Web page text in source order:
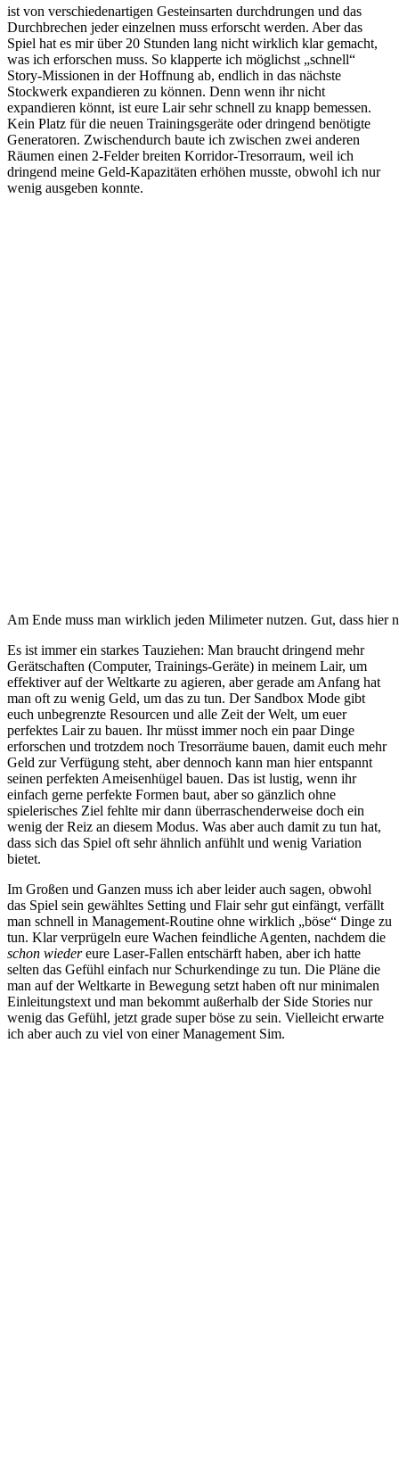
ist von verschiedenartigen Gesteinsarten durchdrungen und das
Durchbrechen jeder einzelnen muss erforscht werden. Aber das
Spiel hat es mir über 20 Stunden lang nicht wirklich klar gemacht,
was ich erforschen muss. So klapperte ich möglichst „schnell“
Story-Missionen in der Hoffnung ab, endlich in das nächste
Stockwerk expandieren zu können. Denn wenn ihr nicht
expandieren könnt, ist eure Lair sehr schnell zu knapp bemessen.
Kein Platz für die neuen Trainingsgeräte oder dringend benötigte
Generatoren. Zwischendurch baute ich zwischen zwei anderen
Räumen einen 2-Felder breiten Korridor-Tresorraum, weil ich
dringend meine Geld-Kapazitäten erhöhen musste, obwohl ich nur
wenig ausgeben konnte.
Am Ende muss man wirklich jeden Milimeter nutzen. Gut, dass hier
Es ist immer ein starkes Tauziehen: Man braucht dringend mehr
Gerätschaften (Computer, Trainings-Geräte) in meinem Lair, um
effektiver auf der Weltkarte zu agieren, aber gerade am Anfang hat
man oft zu wenig Geld, um das zu tun. Der Sandbox Mode gibt
euch unbegrenzte Resourcen und alle Zeit der Welt, um euer
perfektes Lair zu bauen. Ihr müsst immer noch ein paar Dinge
erforschen und trotzdem noch Tresorräume bauen, damit euch mehr
Geld zur Verfügung steht, aber dennoch kann man hier entspannt
seinen perfekten Ameisenhügel bauen. Das ist lustig, wenn ihr
einfach gerne perfekte Formen baut, aber so gänzlich ohne
spielerisches Ziel fehlte mir dann überraschenderweise doch ein
wenig der Reiz an diesem Modus. Was aber auch damit zu tun hat,
dass sich das Spiel oft sehr ähnlich anfühlt und wenig Variation
bietet.
Im Großen und Ganzen muss ich aber leider auch sagen, obwohl
das Spiel sein gewähltes Setting und Flair sehr gut einfängt, verfällt
man schnell in Management-Routine ohne wirklich „böse“ Dinge zu
tun. Klar verprügeln eure Wachen feindliche Agenten, nachdem die
schon wiedereure Laser-Fallen entschärft haben, aber ich hatte
selten das Gefühl einfach nur Schurkendinge zu tun. Die Pläne die
man auf der Weltkarte in Bewegung setzt haben oft nur minimalen
Einleitungstext und man bekommt außerhalb der Side Stories nur
wenig das Gefühl, jetzt grade super böse zu sein. Vielleicht erwarte
ich aber auch zu viel von einer Management Sim.